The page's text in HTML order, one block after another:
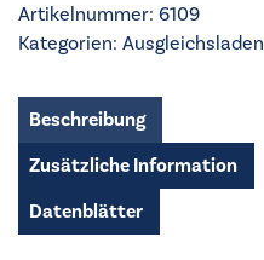
Menge
Artikelnummer: 6109
Kategorien: Ausgleichsladen
Beschreibung
Zusätzliche Information
Datenblätter